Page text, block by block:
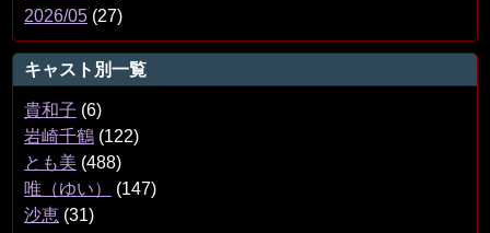
2026/05 (27)
キャスト別一覧
貴和子 (6)
岩崎千鶴 (122)
とも美 (488)
唯（ゆい）
(147)
沙恵 (31)